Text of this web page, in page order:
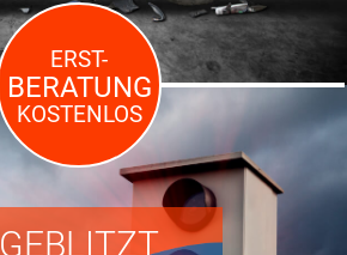
ERST-
BERATUNG
KOSTENLOS
GEBLITZT